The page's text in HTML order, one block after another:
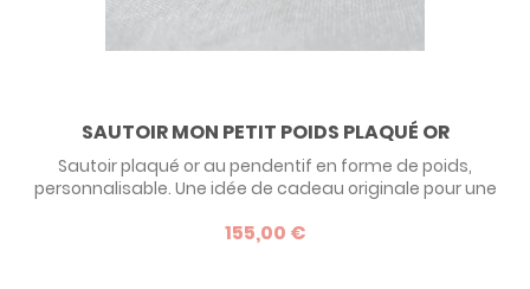
SAUTOIR MON PETIT POIDS PLAQUÉ OR
Sautoir plaqué or au pendentif en forme de poids,
personnalisable. Une idée de cadeau originale pour une
155,00 €